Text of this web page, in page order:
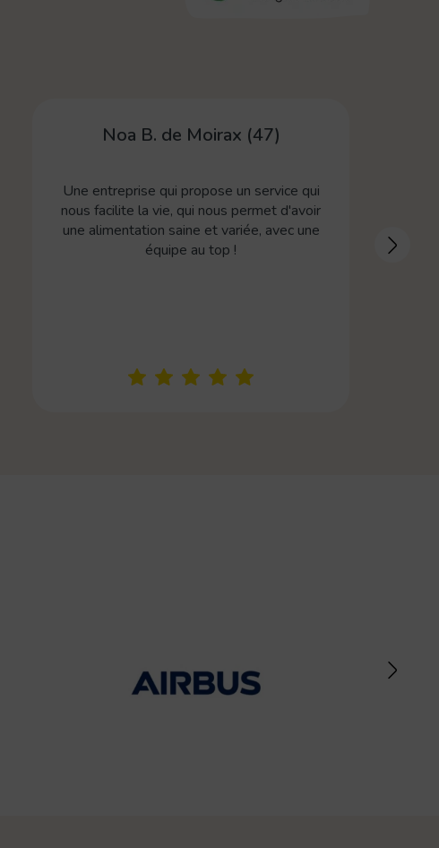
Murielle M. de Toulouse
Très bonne offre de produits, large choix,
livraison au top toujours avec le sourire, bref
je recommande !